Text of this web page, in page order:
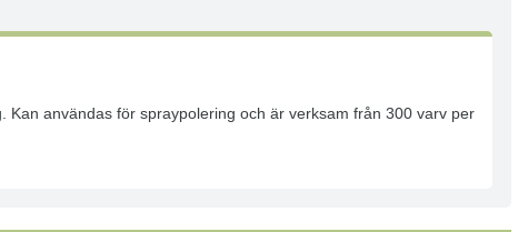
användas för spraypolering och är verksam från 300 varv per